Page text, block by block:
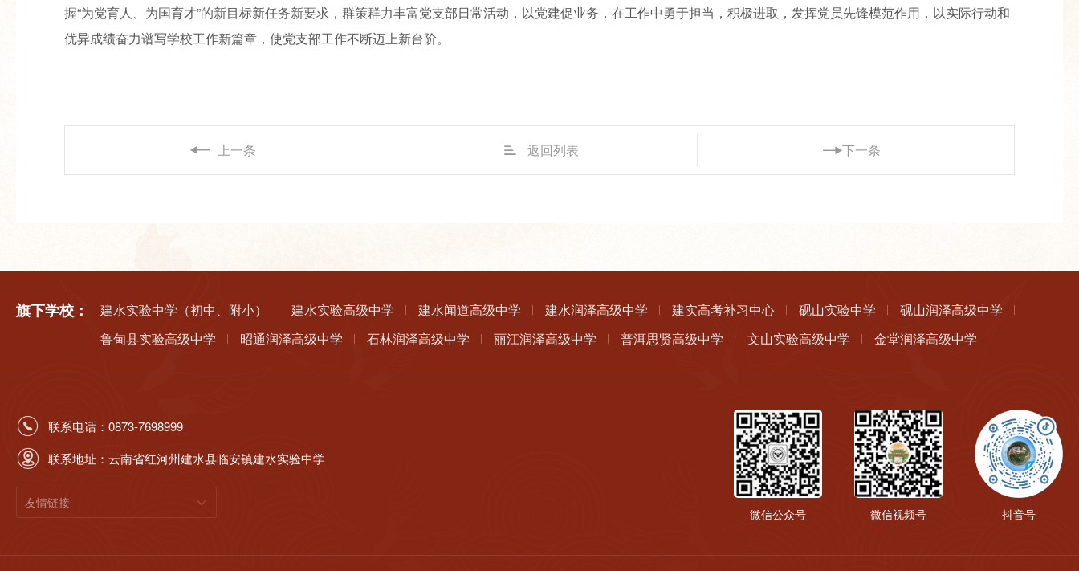
握“为党育人、为国育才”的新目标新任务新要求，群策群力丰富党支部日常活动，以党建促业务，在工作中勇于担当，积极进取，发挥党员先锋模范作用，以实际行动和
优异成绩奋力谱写学校工作新篇章，使党支部工作不断迈上新台阶。
上一条 返回列表 下一条
旗下学校： 建水实验中学（初中、附小） 建水实验高级中学 建水闻道高级中学 建水润泽高级中学 建实高考补习中心 砚山实验中学
砚山润泽高级中学
鲁甸县实验高级中学
昭通润泽高级中学 石林润泽高级中学 丽江润泽高级中学 普洱思贤高级中学 文山实验高级中学 金堂润泽高级中学
联系电话：0873-7698999
联系地址：云南省红河州建水县临安镇建水实验中学
微信公众号 微信视频号 抖音号